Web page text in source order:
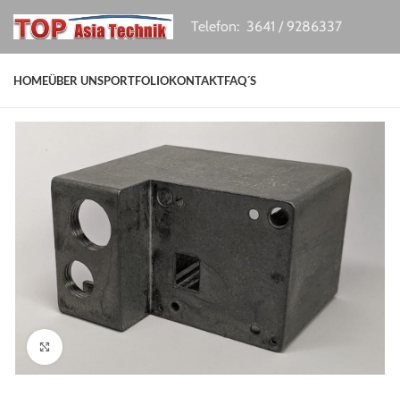
Telefon: 3641 / 9286337
HOMEÜBER UNSPORTFOLIOKONTAKTFAQ´S